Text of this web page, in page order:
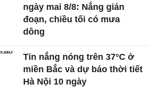
ngày mai 8/8: Nắng gián
đoạn, chiều tối có mưa
dông
Tin nắng nóng trên 37°C ở
miền Bắc và dự báo thời tiết
Hà Nội 10 ngày